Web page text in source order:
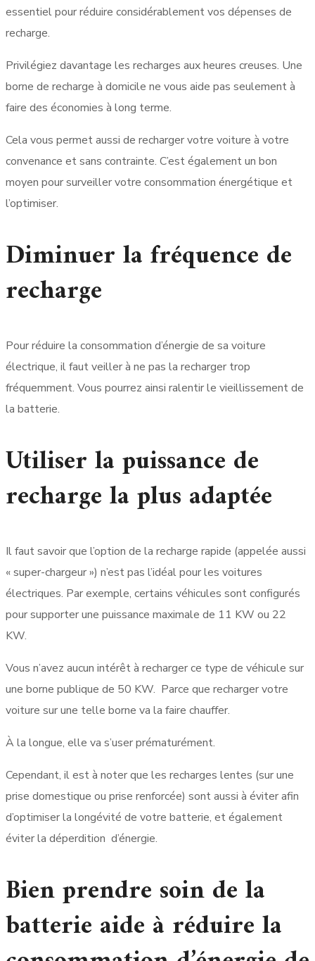
essentiel pour réduire considérablement vos dépenses de
recharge.
Privilégiez davantage les recharges aux heures creuses. Une
borne de recharge à domicile ne vous aide pas seulement à
faire des économies à long terme.
Cela vous permet aussi de recharger votre voiture à votre
convenance et sans contrainte. C’est également un bon
moyen pour surveiller votre consommation énergétique et
l’optimiser.
Diminuer la fréquence de
recharge
Pour réduire la consommation d’énergie de sa voiture
électrique, il faut veiller à ne pas la recharger trop
fréquemment. Vous pourrez ainsi ralentir le vieillissement de
la batterie.
Utiliser la puissance de
recharge la plus adaptée
Il faut savoir que l’option de la recharge rapide (appelée aussi
« super-chargeur ») n’est pas l’idéal pour les voitures
électriques. Par exemple, certains véhicules sont configurés
pour supporter une puissance maximale de 11 KW ou 22
KW.
Vous n’avez aucun intérêt à recharger ce type de véhicule sur
une borne publique de 50 KW. Parce que recharger votre
voiture sur une telle borne va la faire chauffer.
À la longue, elle va s’user prématurément.
Cependant, il est à noter que les recharges lentes (sur une
prise domestique ou prise renforcée) sont aussi à éviter afin
d’optimiser la longévité de votre batterie, et également
éviter la déperdition d’énergie.
Bien prendre soin de la
batterie aide à réduire la